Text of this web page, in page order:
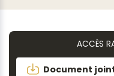
ACCÈS
Document